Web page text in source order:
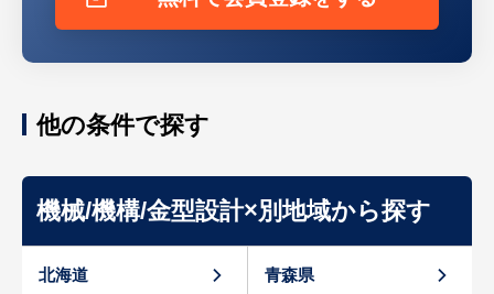
他の条件で探す
機械/機構/金型設計×別地域から探す
北海道 青森県